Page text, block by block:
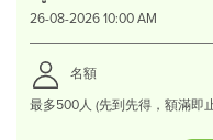
26-08-2026 10:00 AM
名額
最多500人 (先到先得，額滿即